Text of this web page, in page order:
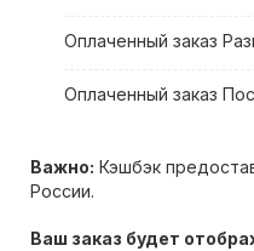
Оплаченный заказ
Оплаченный заказ
Важно: Кэшбэк
России.
Ваш заказ будет